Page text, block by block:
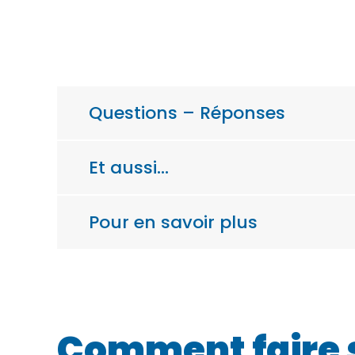
Questions – Réponses
Et aussi…
Pour en savoir plus